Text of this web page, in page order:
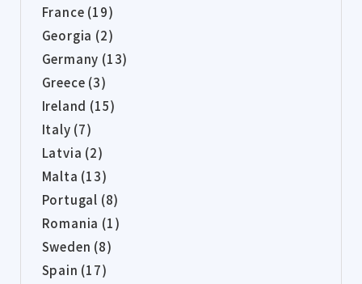
France (19)
Georgia (2)
Germany (13)
Greece (3)
Ireland (15)
Italy (7)
Latvia (2)
Malta (13)
Portugal (8)
Romania (1)
Sweden (8)
Spain (17)